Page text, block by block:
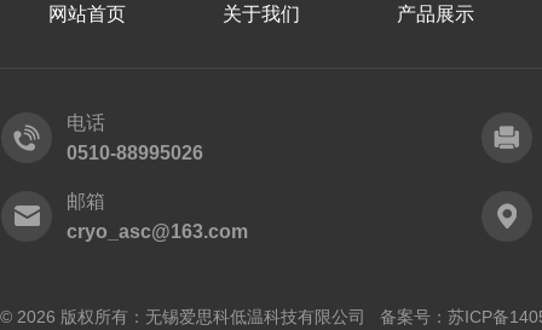
网站首页 关于我们 产品展示
电话
0510-88995026
邮箱
cryo_asc@163.com
© 2026 版权所有：无锡爱思科低温科技有限公司 备案号： 苏ICP备